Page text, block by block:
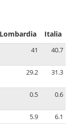
Lombardia Italia
41 40.7
29.2 31.3
0.5 0.6
5.9 6.1